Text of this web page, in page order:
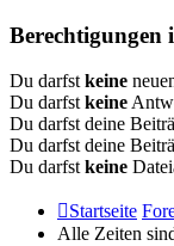
Berechtigungen
Du darfst keine
Du darfst keine
Du darfst deine
Du darfst deine
Du darfst keine
Startseite
Alle Zeiten